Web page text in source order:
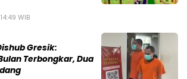
WIB
Gresik:
Terbongkar, Dua